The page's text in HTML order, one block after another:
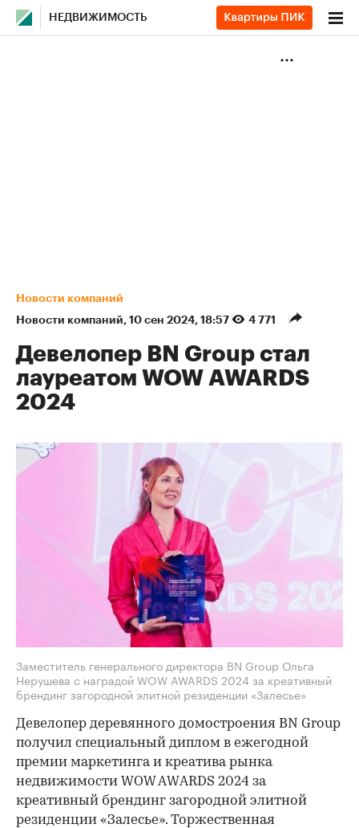
НЕДВИЖИМОСТЬ
Новости компаний
Новости компаний⁠, 10 сен 2024, 18:57 4 771
Девелопер BN Group стал
лауреатом WOW AWARDS
2024
Заместитель генерального директора BN Group Ольга
Нерушева с наградой WOW AWARDS 2024 за креативный
брендинг загородной элитной резиденции «Залесье»
Девелопер деревянного домостроения BN Group
получил специальный диплом в ежегодной
премии маркетинга и креатива рынка
недвижимости WOW AWARDS 2024 за
креативный брендинг загородной элитной
резиденции «Залесье». Торжественная